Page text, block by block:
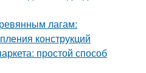
лагам:
конструкций
простой способ